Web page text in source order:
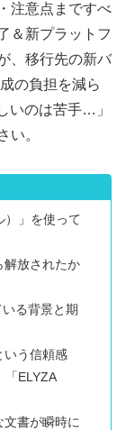
注意点まですべ
＆新プラットフ
、移行先の新バ
の負担を減ら
いのは苦手…」
い。
）」を使って
解放されたか
る背景と期
いう信頼感
「ELYZA
書が瞬時に